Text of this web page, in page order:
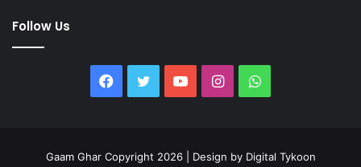
Follow Us
Facebook
TwitterYouTubeInstagramWhatsApp
Gaam Ghar Copyright 2026 | Design by Digital Tykoon